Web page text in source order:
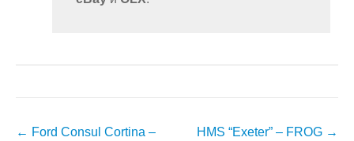
Post
← Ford Consul Cortina –
HMS “Exeter” – FROG →